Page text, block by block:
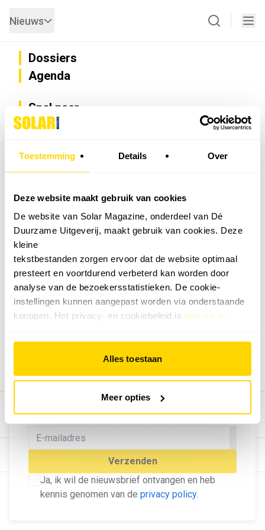
Toestemming Details Over
Deze website maakt gebruik van cookies
De website van Solar Magazine, onderdeel van Dé
Duurzame Uitgeverij, maakt gebruik van cookies. Deze
kleine
tekstbestanden zorgen ervoor dat de website optimaal
presteert en voortdurend verbeterd kan worden door
analyse van de bezoekersstatistieken. De cookie-
instellingen kunnen aangepast worden via onderstaande
knoppen. Het privacy- en cookiebeleid is hier na te
Alles toestaan
Meer opties
MELD U AAN VOOR ONZE
NIEUWSBRIEF
Blijf op de hoogte van het laatste nieuws!
Verzenden
Ja, ik wil de nieuwsbrief ontvangen en heb
kennis genomen van de privacy policy.
Nieuws
Dossiers
Agenda
Snel naar
Privacy
Nieuwsbrief
Vacatures
Installateurzoeker
Cookievoorkeuren wijzigen
English
Geef ons feedback
Vertel ons wat je van onze website vindt.
Tip de redactie
Bekijk hier de mogelijkheden.
© Dé Duurzame Uitgeverij